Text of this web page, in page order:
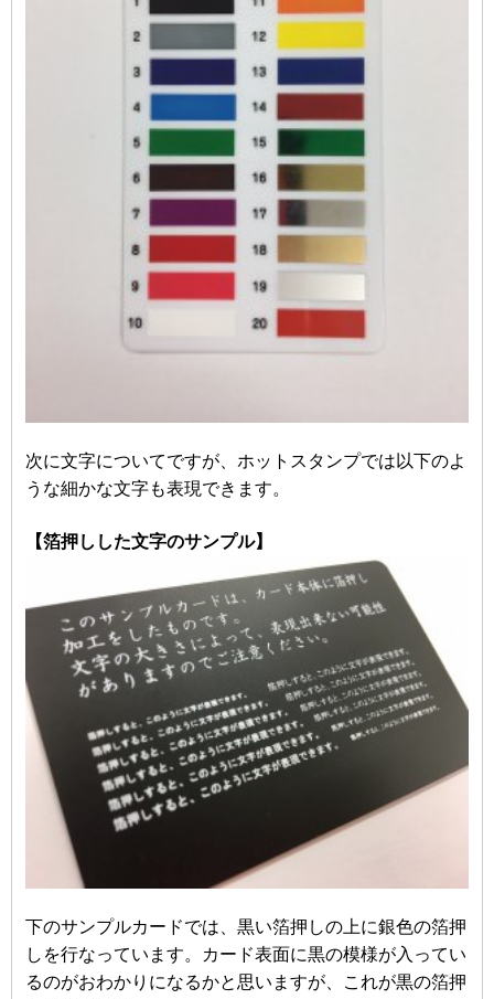
次に文字についてですが、ホットスタンプでは以下のよ
うな細かな文字も表現できます。
【箔押しした文字のサンプル】
下のサンプルカードでは、黒い箔押しの上に銀色の箔押
しを行なっています。カード表面に黒の模様が入ってい
るのがおわかりになるかと思いますが、これが黒の箔押